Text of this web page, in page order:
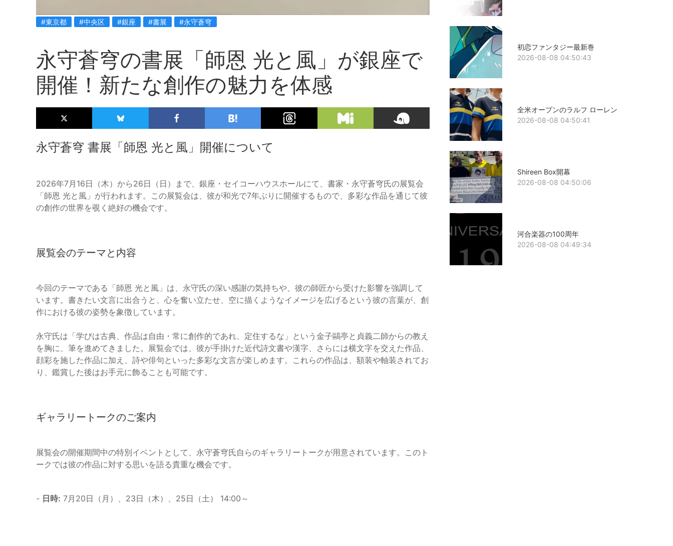
#東京都 #中央区 #銀座 #書展 #永守蒼穹
永守蒼穹の書展「師恩 光と風」が銀座で
開催！新たな創作の魅力を体感
永守蒼穹 書展「師恩 光と風」開催について
2026年7月16日（木）から26日（日）まで、銀座・セイコーハウスホールにて、書家・永守蒼穹氏の展覧会
「師恩 光と風」が行われます。この展覧会は、彼が和光で7年ぶりに開催するもので、多彩な作品を通じて彼
の創作の世界を覗く絶好の機会です。
展覧会のテーマと内容
今回のテーマである「師恩 光と風」は、永守氏の深い感謝の気持ちや、彼の師匠から受けた影響を強調して
います。書きたい文言に出合うと、心を奮い立たせ、空に描くようなイメージを広げるという彼の言葉が、創
作における彼の姿勢を象徴しています。
永守氏は「学びは古典、作品は自由・常に創作的であれ、定住するな」という金子鷗亭と貞義二師からの教え
を胸に、筆を進めてきました。展覧会では、彼が手掛けた近代詩文書や漢字、さらには横文字を交えた作品、
顔彩を施した作品に加え、詩や俳句といった多彩な文言が楽しめます。これらの作品は、額装や軸装されてお
り、鑑賞した後はお手元に飾ることも可能です。
ギャラリートークのご案内
展覧会の開催期間中の特別イベントとして、永守蒼穹氏自らのギャラリートークが用意されています。このト
ークでは彼の作品に対する思いを語る貴重な機会です。
- 日時: 7月20日（月）、23日（木）、25日（土） 14:00～
初恋ファンタジー最新巻
2026-08-08 04:50:43
全米オープンのラルフ ローレン
2026-08-08 04:50:41
Shireen Box開幕
2026-08-08 04:50:06
河合楽器の100周年
2026-08-08 04:49:34